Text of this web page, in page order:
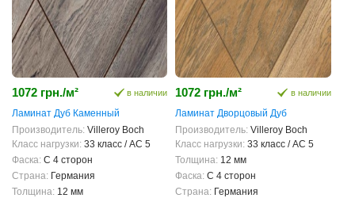
1072 грн./м² в наличии
Ламинат Дуб Каменный
Производитель: Villeroy Boch
Класс нагрузки: 33 класс / AC 5
Фаска: С 4 сторон
Страна: Германия
Толщина: 12 мм
1072 грн./м² в наличии
Ламинат Дворцовый Дуб
Производитель: Villeroy Boch
Класс нагрузки: 33 класс / AC 5
Толщина: 12 мм
Фаска: С 4 сторон
Страна: Германия